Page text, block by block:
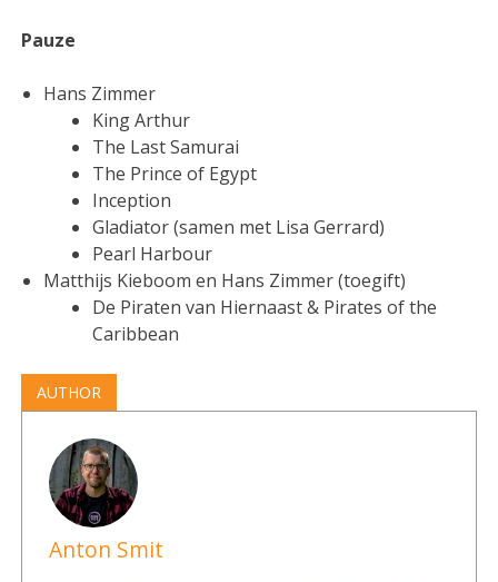
Pauze
Hans Zimmer
King Arthur
The Last Samurai
The Prince of Egypt
Inception
Gladiator (samen met Lisa Gerrard)
Pearl Harbour
Matthijs Kieboom en Hans Zimmer (toegift)
De Piraten van Hiernaast & Pirates of the
Caribbean
AUTHOR
Anton Smit